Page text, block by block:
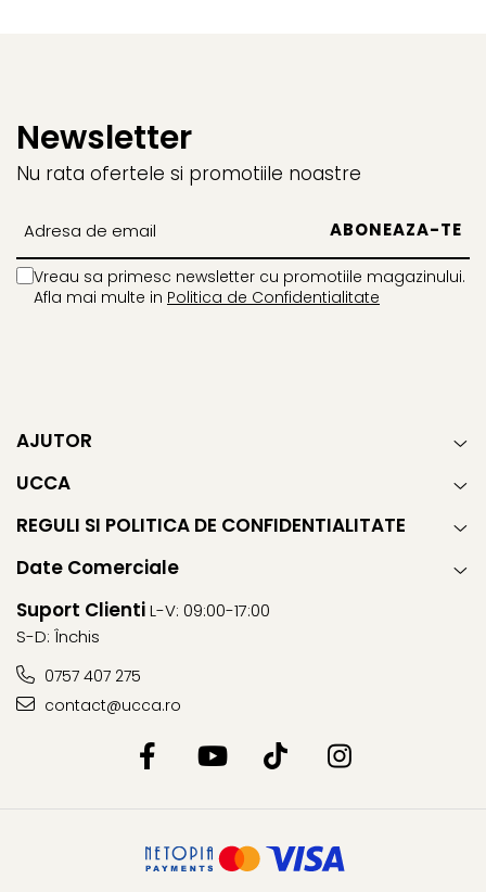
Newsletter
Nu rata ofertele si promotiile noastre
Vreau sa primesc newsletter cu promotiile magazinului.
Afla mai multe in Politica de Confidentialitate
AJUTOR
UCCA
REGULI SI POLITICA DE CONFIDENTIALITATE
Date Comerciale
Suport ClientiL-V: 09:00-17:00
S-D: Închis
0757 407 275
contact@ucca.ro